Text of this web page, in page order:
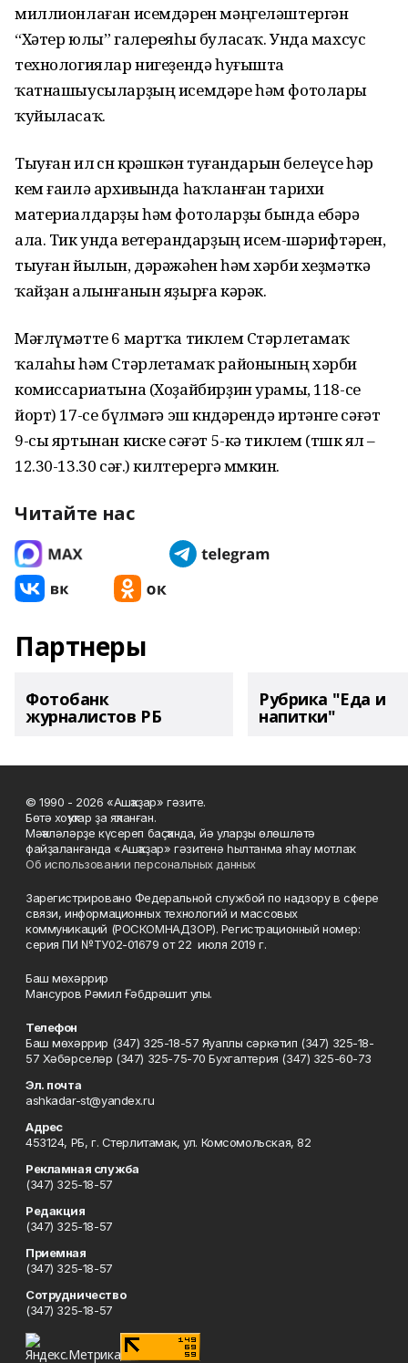
миллионлаған исемдәрен мәңгеләштергән
“Хәтер юлы” галереяһы буласаҡ. Унда махсус
технологиялар нигеҙендә һуғышта
ҡатнашыусыларҙың исемдәре һәм фотолары
ҡуйыласаҡ.
Тыуған ил өсөн көрәшкән туғандарын белеүсе һәр
кем ғаилә архивында һаҡланған тарихи
материалдарҙы һәм фотоларҙы бында ебәрә
ала. Тик унда ветерандарҙың исем-шәрифтәрен,
тыуған йылын, дәрәжәһен һәм хәрби хеҙмәткә
ҡайҙан алынғанын яҙырға кәрәк.
Мәғлүмәтте 6 мартҡа тиклем Стәрлетамаҡ
ҡалаһы һәм Стәрлетамаҡ районының хәрби
комиссариатына (Хоҙайбирҙин урамы, 118-се
йорт) 17-се бүлмәгә эш көндәрендә иртәнге сәғәт
9-сы яртынан киске сәғәт 5-кә тиклем (төшкө ял –
12.30-13.30 сәғ.) килтерергә мөмкин.
Читайте нас
Партнеры
Фотобанк
журналистов РБ
Рубрика "Еда и
напитки"
© 1990 - 2026 «Ашҡаҙар» гәзите.
Бөтә хоҡуҡтар ҙа яҡланған.
Мәҡәләләрҙе күсереп баҫҡанда, йә уларҙы өлөшләтә
файҙаланғанда «Ашҡаҙар» гәзитенә һылтанма яһау мотлаҡ.
Об использовании персональных данных
Зарегистрировано Федеральной службой по надзору в сфере
связи, информационных технологий и массовых
коммуникаций (РОСКОМНАДЗОР). Регистрационный номер:
серия ПИ №ТУ02-01679 от 22 июля 2019 г.
Баш мөхәррир
Мансуров Рәмил Ғәбдрәшит улы.
Телефон
Баш мөхәррир (347) 325-18-57 Яуаплы сәркәтип (347) 325-18-
57 Хәбәрселәр (347) 325-75-70 Бухгалтерия (347) 325-60-73
Эл. почта
ashkadar-st@yandex.ru
Адрес
453124, РБ, г. Стерлитамак, ул. Комсомольская, 82
Рекламная служба
(347) 325-18-57
Редакция
(347) 325-18-57
Приемная
(347) 325-18-57
Сотрудничество
(347) 325-18-57